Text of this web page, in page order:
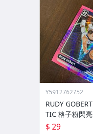
Y5912762752
RUDY GOBERT 24-25 OP
TIC 格子粉閃亮金屬卡 編
$ 29